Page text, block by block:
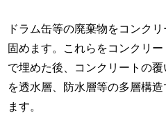
ドラム缶等の廃棄物をコンク
固めます。これらをコンクリ
で埋めた後、コンクリートの
を透水層、防水層等の多層構
ます。